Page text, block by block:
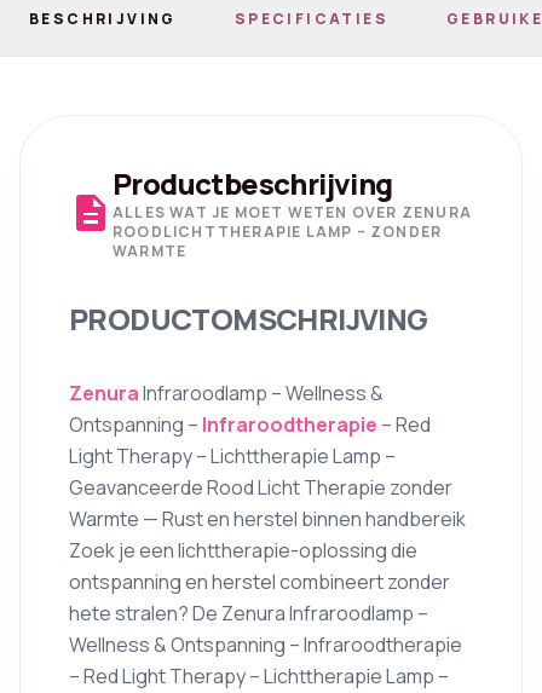
BESCHRIJVING SPECIFICATIES
description
Productbeschrijving
ALLES WAT JE MOET WETEN OVER ZENURA
ROODLICHTTHERAPIE LAMP – ZONDER
WARMTE
PRODUCTOMSCHRIJVING
ZenuraInfraroodlamp – Wellness &
Ontspanning – Infraroodtherapie – Red
Light Therapy – Lichttherapie Lamp –
Geavanceerde Rood Licht Therapie zonder
Warmte — Rust en herstel binnen handbereik
Zoek je een lichttherapie-oplossing die
ontspanning en herstel combineert zonder
hete stralen? De Zenura Infraroodlamp –
Wellness & Ontspanning – Infraroodtherapie
– Red Light Therapy – Lichttherapie Lamp –